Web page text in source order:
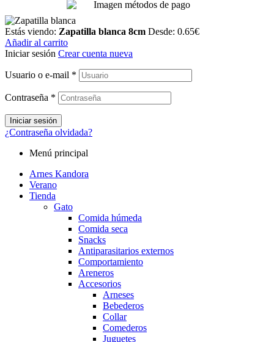
Estás viendo: Zapatilla blanca 8cm Desde: 0.65€
Añadir al carrito
Iniciar sesión Crear cuenta nueva
Usuario o e-mail *
Contraseña *
Iniciar sesión
¿Contraseña olvidada?
Menú principal
Arnes Kandora
Verano
Tienda
Gato
Comida húmeda
Comida seca
Snacks
Antiparasitarios externos
Comportamiento
Areneros
Accesorios
Arneses
Bebederos
Collar
Comederos
Juguetes